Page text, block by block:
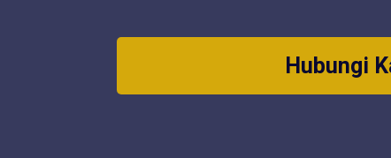
Hubungi